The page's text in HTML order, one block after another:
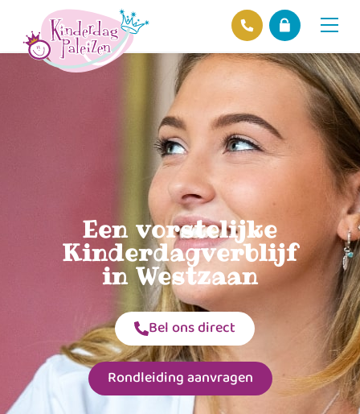
Een vorstelijke
Kinderdagverblijf
in Westzaan
Bel ons direct
Rondleiding aanvragen